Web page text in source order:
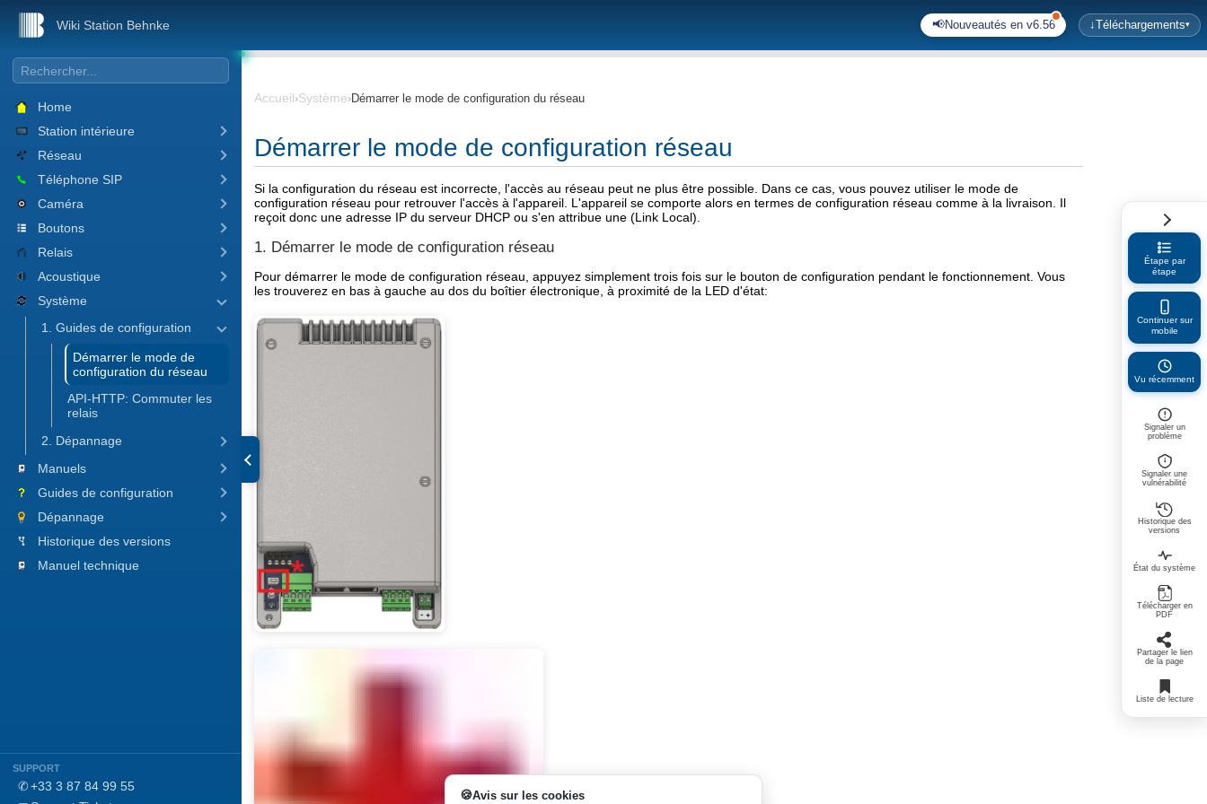
Avis sur les cookies
Wiki Station Behnke 📢Nouveautés en v6.56 ↓Téléchargements▾
Étape par
étape
Continuer sur
mobile
Vu récemment
Signaler un
problème
Signaler une
vulnérabilité
Historique des
versions
État du système
Télécharger en
PDF
Partager le lien
de la page
Liste de lecture
Home
Station intérieure
Réseau
Téléphone SIP
Caméra
Boutons
Relais
Acoustique
Système
1. Guides de configuration
Démarrer le mode de
configuration du réseau
API-HTTP: Commuter les
relais
2. Dépannage
Manuels
Guides de configuration
Dépannage
Historique des versions
Manuel technique
SUPPORT
✆ +33 3 87 84 99 55
Accueil›Système›Démarrer le mode de configuration du réseau
Démarrer le mode de configuration réseau
Si la configuration du réseau est incorrecte, l'accès au réseau peut ne plus être possible. Dans ce cas, vous pouvez utiliser le mode de
configuration réseau pour retrouver l'accès à l'appareil. L'appareil se comporte alors en termes de configuration réseau comme à la livraison. Il
reçoit donc une adresse IP du serveur DHCP ou s'en attribue une (Link Local).
1. Démarrer le mode de configuration réseau
Pour démarrer le mode de configuration réseau, appuyez simplement trois fois sur le bouton de configuration pendant le fonctionnement. Vous
les trouverez en bas à gauche au dos du boîtier électronique, à proximité de la LED d'état: